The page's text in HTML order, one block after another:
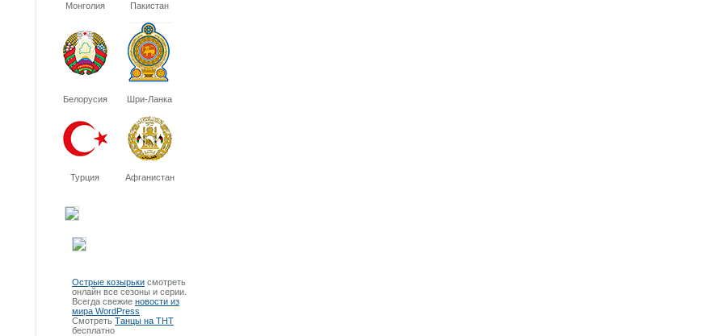
Монголия Пакистан
Белорусия Шри-Ланка
Турция Афганистан
Острые козырьки смотреть
онлайн все сезоны и серии.
Всегда свежие новости из
мира WordPress
Смотреть Танцы на ТНТ
бесплатно